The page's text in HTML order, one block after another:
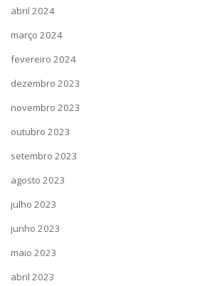
abril 2024
março 2024
fevereiro 2024
dezembro 2023
novembro 2023
outubro 2023
setembro 2023
agosto 2023
julho 2023
junho 2023
maio 2023
abril 2023